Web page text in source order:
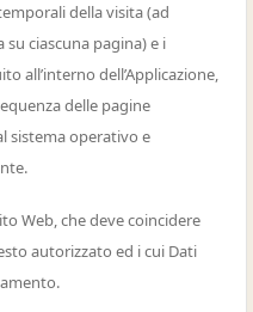
della visita (ad
ciascuna pagina) e i
all’interno dell’Applicazione,
delle pagine
sistema operativo e
Web, che deve coincidere
autorizzato ed i cui Dati